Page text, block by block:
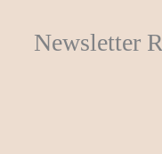
Newsletter